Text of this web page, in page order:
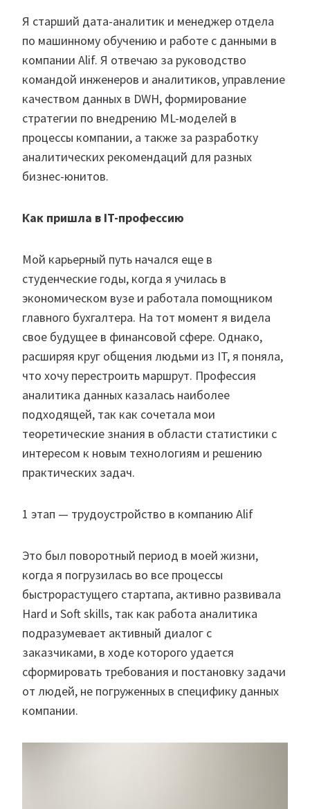
Я старший дата-аналитик и менеджер отдела
по машинному обучению и работе с данными в
компании Alif. Я отвечаю за руководство
командой инженеров и аналитиков, управление
качеством данных в DWH, формирование
стратегии по внедрению ML-моделей в
процессы компании, а также за разработку
аналитических рекомендаций для разных
бизнес-юнитов.
Как пришла в IT-профессию
Мой карьерный путь начался еще в
студенческие годы, когда я училась в
экономическом вузе и работала помощником
главного бухгалтера. На тот момент я видела
свое будущее в финансовой сфере. Однако,
расширяя круг общения людьми из IT, я поняла,
что хочу перестроить маршрут. Профессия
аналитика данных казалась наиболее
подходящей, так как сочетала мои
теоретические знания в области статистики с
интересом к новым технологиям и решению
практических задач.
1 этап — трудоустройство в компанию Alif
Это был поворотный период в моей жизни,
когда я погрузилась во все процессы
быстрорастущего стартапа, активно развивала
Hard и Soft skills, так как работа аналитика
подразумевает активный диалог с
заказчиками, в ходе которого удается
сформировать требования и постановку задачи
от людей, не погруженных в специфику данных
компании.